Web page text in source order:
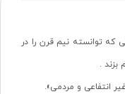
که توانسته نیم قرن را در
بزند .
انتفاعی و مردمی».